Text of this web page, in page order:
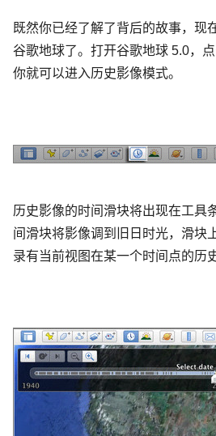
既然你已经了解了背后的故事，现
谷歌地球了。打开谷歌地球 5.0，点
你就可以进入历史影像模式。
历史影像的时间滑块将出现在工具
间滑块将影像调到旧日时光，滑块
录有当前视图在某一个时间点的历